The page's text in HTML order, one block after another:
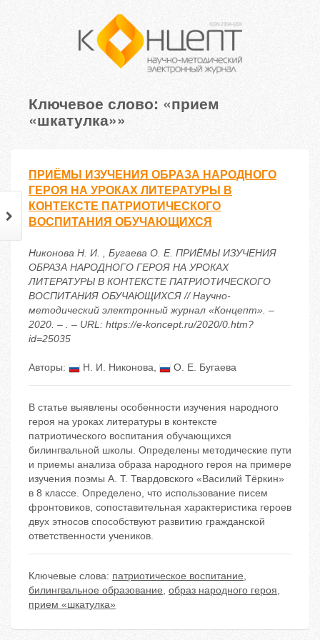
Ключевое слово: «прием
«шкатулка»»
ПРИЁМЫ ИЗУЧЕНИЯ ОБРАЗА НАРОДНОГО
ГЕРОЯ НА УРОКАХ ЛИТЕРАТУРЫ В
КОНТЕКСТЕ ПАТРИОТИЧЕСКОГО
ВОСПИТАНИЯ ОБУЧАЮЩИХСЯ
Никонова Н. И. , Бугаева О. Е. ПРИЁМЫ ИЗУЧЕНИЯ
ОБРАЗА НАРОДНОГО ГЕРОЯ НА УРОКАХ
ЛИТЕРАТУРЫ В КОНТЕКСТЕ ПАТРИОТИЧЕСКОГО
ВОСПИТАНИЯ ОБУЧАЮЩИХСЯ // Научно-
методический электронный журнал «Концепт». –
2020. – . – URL: https://e-koncept.ru/2020/0.htm?
id=25035
Авторы: Н. И. Никонова, О. Е. Бугаева
В статье выявлены особенности изучения народного
героя на уроках литературы в контексте
патриотического воспитания обучающихся
билингвальной школы. Определены методические пути
и приемы анализа образа народного героя на примере
изучения поэмы А. Т. Твардовского «Василий Тёркин»
в 8 классе. Определено, что использование писем
фронтовиков, сопоставительная характеристика героев
двух этносов способствуют развитию гражданской
ответственности учеников.
Ключевые слова: патриотическое воспитание,
билингвальное образование, образ народного героя,
прием «шкатулка»